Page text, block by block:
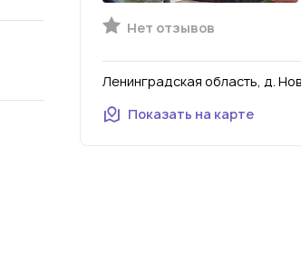
Нет отзывов
Ленинградская область, д.
Показать на карте